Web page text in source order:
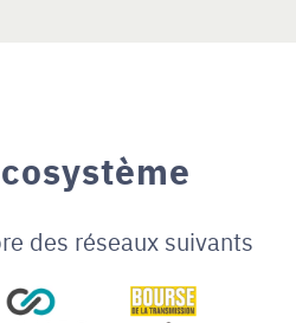
des réseaux suivants